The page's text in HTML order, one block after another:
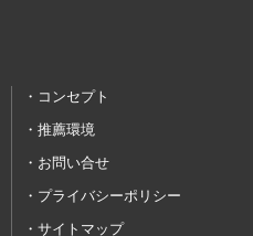
コンセプト
推薦環境
お問い合せ
プライバシーポリシー
サイトマップ